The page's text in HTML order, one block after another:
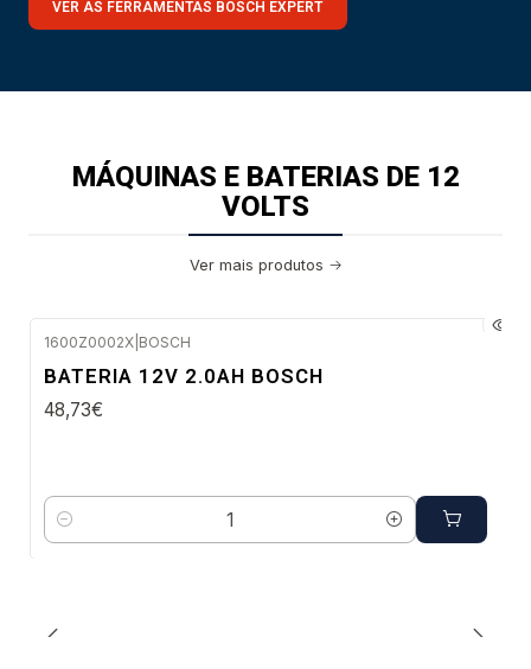
VER AS FERRAMENTAS BOSCH EXPERT
MÁQUINAS E BATERIAS DE 12
VOLTS
Ver mais produtos
1600Z0002X BOSCH
BATERIA 12V 2.0AH BOSCH
48,73€
Quantidade